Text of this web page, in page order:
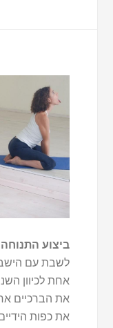
ביצוע התנוחה
לשבת עם הישבן
אחת לכיוון
את הברכיים
את כפות